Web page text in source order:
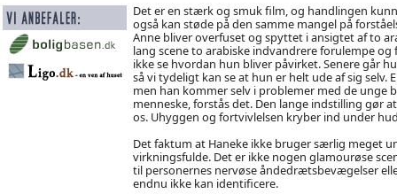
Det er en stærk og smuk film, og handlingen
også kan støde på den samme mangel på
Anne bliver overfuset og spyttet i ansigtet af to
lang scene to arabiske indvandrere forulempe
ikke se hvordan hun bliver påvirket. Senere går
så vi tydeligt kan se at hun er helt ude af sig selv.
men han kommer selv i problemer med de
menneske, forstås det. Den lange indstilling gør
os. Uhyggen og fortvivlelsen kryber ind under
Det faktum at Haneke ikke bruger særlig meget
virkningsfulde. Det er ikke nogen glamourøse
til personernes nervøse åndedrætsbevægelser
endnu ikke kan identificere.